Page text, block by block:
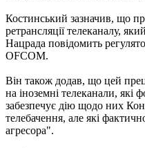
Костинський зазначив, що
ретрансляції телеканалу,
Нацрада повідомить
OFCOM.
Він також додав, що цей
на іноземні телеканали,
забезпечує дію щодо них
телебачення, але які
агресора".